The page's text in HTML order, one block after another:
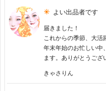
よい出品者です
届きました！
これからの季節、大活
年末年始のお忙しい中
ます。ありがとうござ
きゃさりん